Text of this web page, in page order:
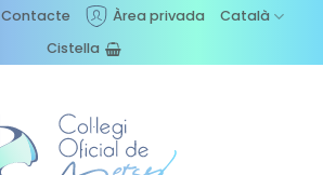
Contacte Àrea privada
Català
Cistella